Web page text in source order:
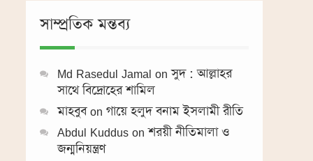
সাম্প্রতিক মন্তব্য
Md Rasedul Jamal onসুদ : আল্লাহর
সাথে বিদ্রোহের শামিল
মাহবুবon গায়ে হলুদ বনাম ইসলামী রীতি
Abdul Kuddus onশরয়ী নীতিমালা ও
জন্মনিয়ন্ত্রণ